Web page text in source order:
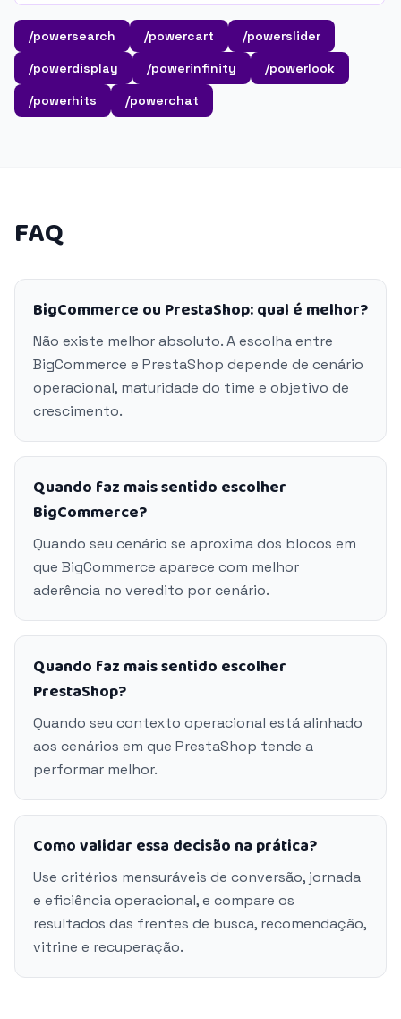
/powersearch /powercart
/powerslider
/powerdisplay
/powerinfinity
/powerlook
/powerhits
/powerchat
FAQ
BigCommerce ou PrestaShop: qual é melhor?
Não existe melhor absoluto. A escolha entre
BigCommerce e PrestaShop depende de cenário
operacional, maturidade do time e objetivo de
crescimento.
Quando faz mais sentido escolher
BigCommerce?
Quando seu cenário se aproxima dos blocos em
que BigCommerce aparece com melhor
aderência no veredito por cenário.
Quando faz mais sentido escolher
PrestaShop?
Quando seu contexto operacional está alinhado
aos cenários em que PrestaShop tende a
performar melhor.
Como validar essa decisão na prática?
Use critérios mensuráveis de conversão, jornada
e eficiência operacional, e compare os
resultados das frentes de busca, recomendação,
vitrine e recuperação.